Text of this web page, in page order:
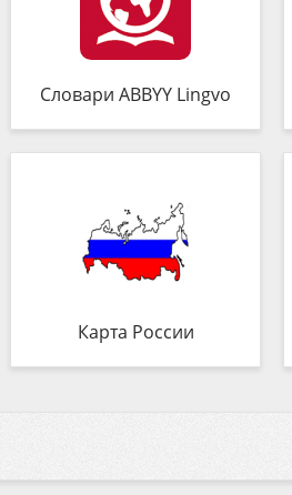
Словари ABBYY Lingvo
Карта России